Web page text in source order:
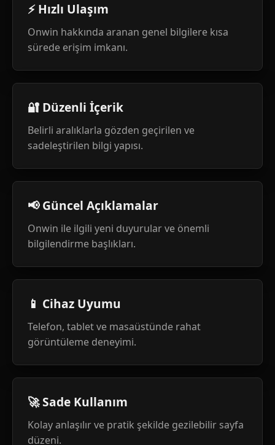
⚡ Hızlı Ulaşım
Onwin hakkında aranan genel bilgilere kısa
sürede erişim imkanı.
🔐 Düzenli İçerik
Belirli aralıklarla gözden geçirilen ve
sadeleştirilen bilgi yapısı.
📢 Güncel Açıklamalar
Onwin ile ilgili yeni duyurular ve önemli
bilgilendirme başlıkları.
📱 Cihaz Uyumu
Telefon, tablet ve masaüstünde rahat
görüntüleme deneyimi.
🚀 Sade Kullanım
Kolay anlaşılır ve pratik şekilde gezilebilir sayfa
düzeni.